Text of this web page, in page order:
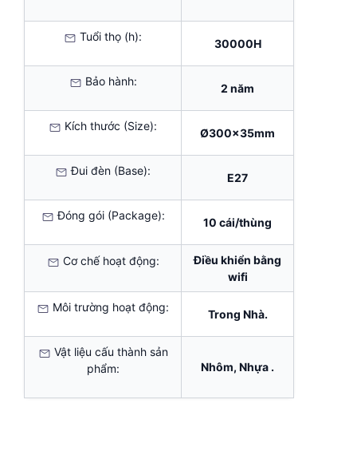
Tuổi thọ (h):
30000H
Bảo hành:
2 năm
Kích thước (Size):
Ø300x35mm
Đui đèn (Base):
E27
Đóng gói (Package):
10 cái/thùng
Cơ chế hoạt động:
Điều khiển bằng
wifi
Môi trường hoạt động:
Trong Nhà.
Vật liệu cấu thành sản
phẩm:
Nhôm, Nhựa .